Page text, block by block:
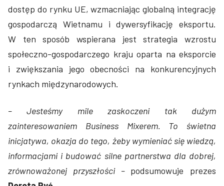
dostęp do rynku UE, wzmacniając globalną integrację
gospodarczą Wietnamu i dywersyfikację eksportu.
W ten sposób wspierana jest strategia wzrostu
społeczno-gospodarczego kraju oparta na eksporcie
i zwiększania jego obecności na konkurencyjnych
rynkach międzynarodowych.
– Jesteśmy mile zaskoczeni tak dużym
zainteresowaniem Business Mixerem. To świetna
inicjatywa, okazja do tego, żeby wymieniać się wiedzą,
informacjami i budować silne partnerstwa dla dobrej,
zrównoważonej przyszłości – podsumowuje prezes